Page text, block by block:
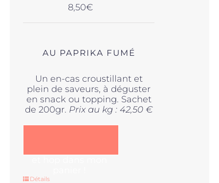
8,50€
AU PAPRIKA FUMÉ
Un en-cas croustillant et
plein de saveurs, à déguster
en snack ou topping. Sachet
de 200gr. Prix au kg : 42,50 €
Détails